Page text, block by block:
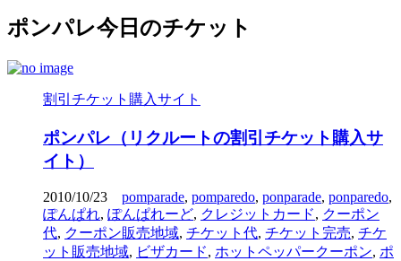
ポンパレ今日のチケット
割引チケット購入サイト
ポンパレ（リクルートの割引チケット購入サ
イト）
2010/10/23 pomparade, pomparedo, ponparade, ponparedo,
ぽんぱれ, ぽんぱれーど, クレジットカード, クーポン
代, クーポン販売地域, チケット代, チケット完売, チケ
ット販売地域, ビザカード, ホットペッパークーポン, ポ